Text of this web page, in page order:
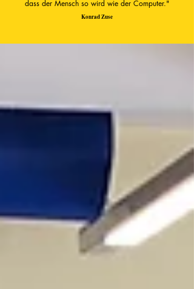
dass der Mensch so wird wie der Computer."
Konrad Zuse